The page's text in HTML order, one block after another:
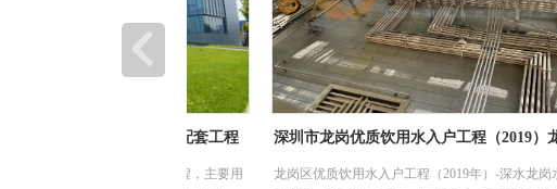
深圳市龙岗优质饮用水入户工程（2019）龙城二标
工程项目
龙岗区优质饮用水入户工程（2019年）-深水龙岗水务集团供